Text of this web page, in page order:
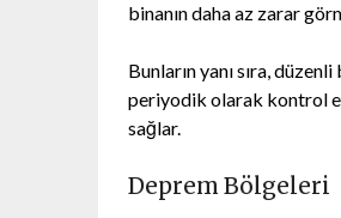
binanın daha az zarar
Bunların yanı sıra,
periyodik olarak kontrol
sağlar.
Deprem Bölgeleri